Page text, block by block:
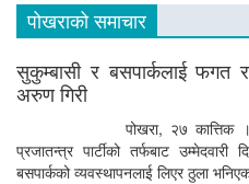
पोखराको समाचार
सुकुम्बासी र बसपार्कलाई फगत
अरुण गिरी
पोखरा, २७ कात्तिक
प्रजातन्त्र पार्टीको तर्फबाट
बसपार्कको व्यवस्थापनलाई लिएर ठुला